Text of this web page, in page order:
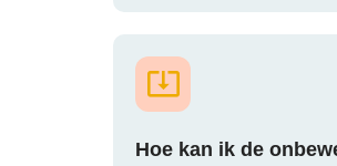
Hoe kan ik de